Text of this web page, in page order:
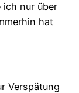
nur über
hat
Verspätung